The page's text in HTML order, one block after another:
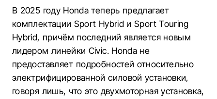
В 2025 году Honda теперь предлагает
комплектации Sport Hybrid и Sport Touring
Hybrid, причём последний является новым
лидером линейки Civic. Honda не
предоставляет подробностей относительно
электрифицированной силовой установки,
говоря лишь, что это двухмоторная установка,